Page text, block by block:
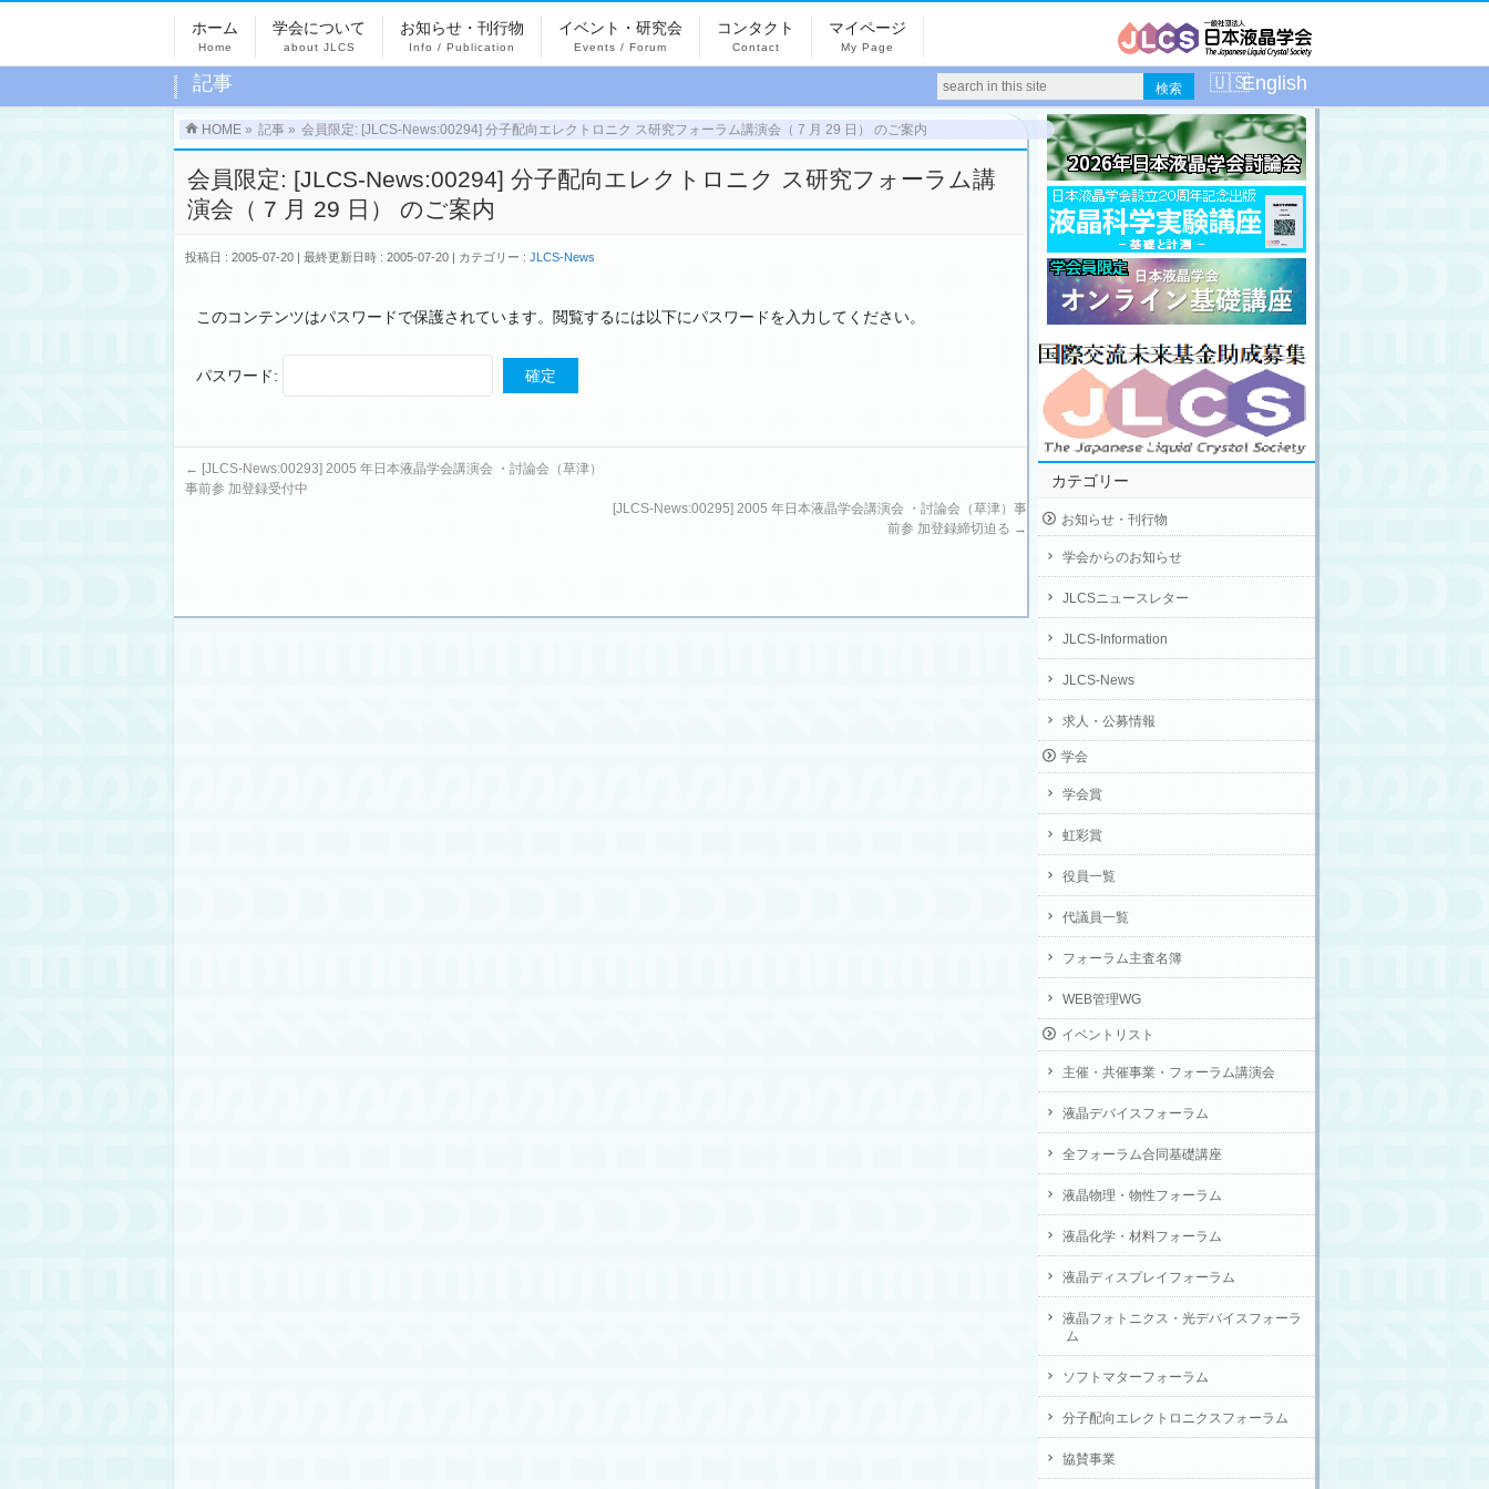
ホーム
Home
学会について
about JLCS
お知らせ・刊行物
Info / Publication
イベント・研究会
Events / Forum
コンタクト
Contact
マイページ
My Page
記事 English
HOME » 記事 » 会員限定: [JLCS-News:00294] 分子配向エレクトロニク ス研究フォーラム講演会（ 7 月 29 日） のご案内
会員限定: [JLCS-News:00294] 分子配向エレクトロニク ス研究フォーラム講
演会（ 7 月 29 日） のご案内
投稿日 : 2005-07-20 最終更新日時 : 2005-07-20 カテゴリー : JLCS-News
このコンテンツはパスワードで保護されています。閲覧するには以下にパスワードを入力してください。
パスワード:
← [JLCS-News:00293] 2005 年日本液晶学会講演会 ・討論会（草津）
事前参 加登録受付中
[JLCS-News:00295] 2005 年日本液晶学会講演会 ・討論会（草津）事
前参 加登録締切迫る →
カテゴリー
お知らせ・刊行物
学会からのお知らせ
JLCSニュースレター
JLCS-Information
JLCS-News
求人・公募情報
学会
学会賞
虹彩賞
役員一覧
代議員一覧
フォーラム主査名簿
WEB管理WG
イベントリスト
主催・共催事業・フォーラム講演会
液晶デバイスフォーラム
全フォーラム合同基礎講座
液晶物理・物性フォーラム
液晶化学・材料フォーラム
液晶ディスプレイフォーラム
液晶フォトニクス・光デバイスフォーラ
ム
ソフトマターフォーラム
分子配向エレクトロニクスフォーラム
協賛事業